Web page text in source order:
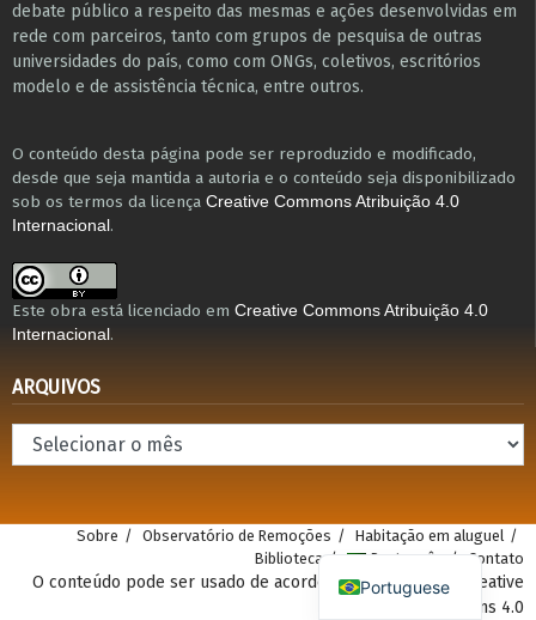
debate público a respeito das mesmas e ações desenvolvidas em
r​e​de com parceiros, tanto com grupos de pesquisa ​de outras
universidades do país, como com ONGs, coletivos, escritórios
modelo e de assistência técnica​, entre outros​.
O conteúdo desta página pode ser reproduzido e modificado,
desde que seja mantida a autoria e o conteúdo seja disponibilizado
sob os termos da licença Creative Commons Atribuição 4.0
Internacional .
Este obra está licenciado em Creative Commons Atribuição 4.0
Internacional .
ARQUIVOS
Arquivos
Sobre Observatório de Remoções
Habitação em aluguel
Biblioteca
Português Contato
O conteúdo pode ser usado de acordo com a atribuição Creative
Commons 4.0
Portuguese